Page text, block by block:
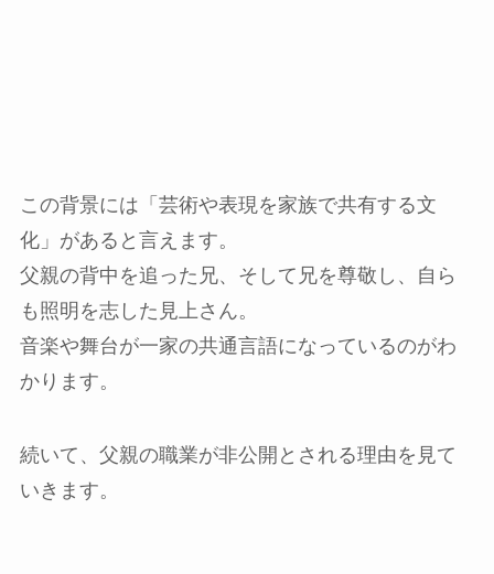
この背景には「芸術や表現を家族で共有する文
化」があると言えます。
父親の背中を追った兄、そして兄を尊敬し、自ら
も照明を志した見上さん。
音楽や舞台が一家の共通言語になっているのがわ
かります。
続いて、父親の職業が非公開とされる理由を見て
いきます。